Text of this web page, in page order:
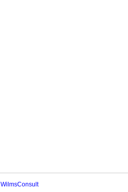
WilmsConsult